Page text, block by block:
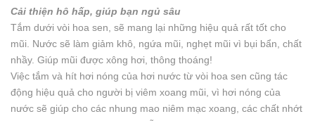
Cải thiện hô hấp, giúp bạn ngủ sâu
Tắm dưới vòi hoa sen, sẽ mang lại những hiệu quả rất tốt cho
mũi. Nước sẽ làm giảm khô, ngứa mũi, nghẹt mũi vì bụi bẩn, chất
nhầy. Giúp mũi được xông hơi, thông thoáng!
Việc tắm và hít hơi nóng của hơi nước từ vòi hoa sen cũng tác
động hiệu quả cho người bị viêm xoang mũi, vì hơi nóng của
nước sẽ giúp cho các nhung mao niêm mạc xoang, các chất nhớt